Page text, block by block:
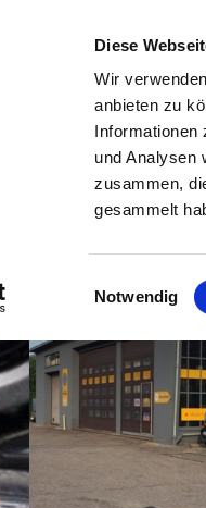
Diese
Wir
anbieten zu
Informationen
und Analysen
zusammen,
gesammelt
Notwendig